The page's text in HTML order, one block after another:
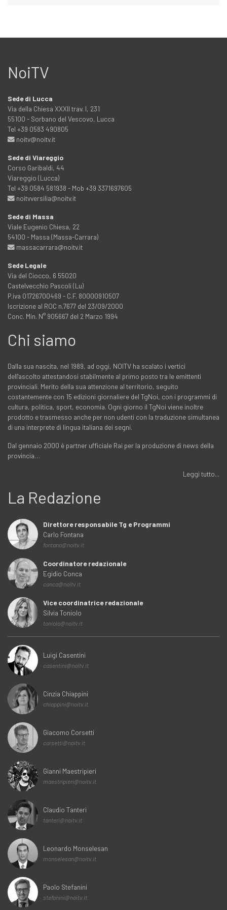
NoiTV
Sede di Lucca
Via della Chiesa XXXII trav. I, 231
55100 - Sorbano del Vescovo, Lucca
Tel +39 0583 490805
noitv@noitv.it
Sede di Viareggio
Corso Garibaldi, 44
Viareggio (Lucca)
Tel +39 0584 581938 - Mob +39 3371697605
noitvversilia@noitv.it
Sede di Massa
Viale Eugenio Chiesa, 22
54100 - Massa (Massa-Carrara)
massacarrara@noitv.it
Sede Legale
Via del Ciocco, 6 55020
Castelvecchio Pascoli (Lu)
P.iva 01726700469 - C.F. 80000910507
Iscrizione al ROC n.7677 del 23/09/2000
Conc. Min. N° 905667 del 2 Marzo 1994
Chi siamo
Dalla sua nascita, nel 1989, ad oggi, NOITV ha scalato i vertici
dell'ascolto attestandosi stabilmente al primo posto tra le emittenti
provinciali. Merito della sua attenzione al territorio, seguito
costantemente con 15 edizioni giornaliere del TgNoi, con i programmi di
cultura, politica, sport, economia. Ogni giorno il TgNoi viene inoltre
prodotto e trasmesso anche per non udenti con la traduzione simultanea
di una interprete di lingua italiana dei segni.
Dal gennaio 2000 è partner ufficiale Rai per la produzione di news della
provincia…
Leggi tutto...
La Redazione
Direttore responsabile Tg e Programmi
Carlo Fontana
fontana@noitv.it
Coordinatore redazionale
Egidio Conca
conca@noitv.it
Vice coordinatrice redazionale
Silvia Toniolo
toniolo@noitv.it
Luigi Casentini
casentini@noitv.it
Cinzia Chiappini
chiappini@noitv.it
Giacomo Corsetti
corsetti@noitv.it
Gianni Maestripieri
maestripieri@noitv.it
Claudio Tanteri
tanteri@noitv.it
Leonardo Monselesan
monselesan@noitv.it
Paolo Stefanini
stefanini@noitv.it